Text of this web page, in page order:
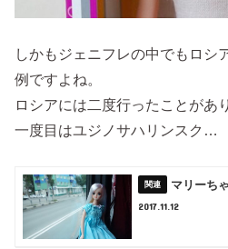
しかもジェニフレの中でもロシ
例ですよね。
ロシアには二度行ったことがあ
一度目はユジノサハリンスク…
マリーち
2017.11.12